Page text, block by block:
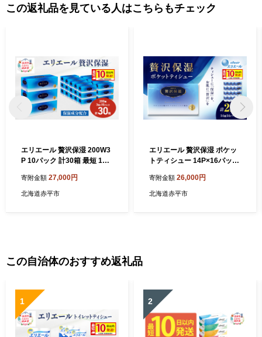
この返礼品を見ている人はこちらもチェック
エリエール 贅沢保湿 200W3
P 10パック 計30箱 最短 10
シュペーパー 箱 保湿成分配
合 ティッシュ まとめ買い 紙
寄附金額 27,000円
北海道赤平市
エリエール 贅沢保湿 ポケッ
トティシュー 14P×16パック
最短配送 ティッシュ まとめ
買い ペーパー 紙 防災 常備品
寄附金額 26,000円
北海道赤平市
この自治体のおすすめ返礼品
1 2